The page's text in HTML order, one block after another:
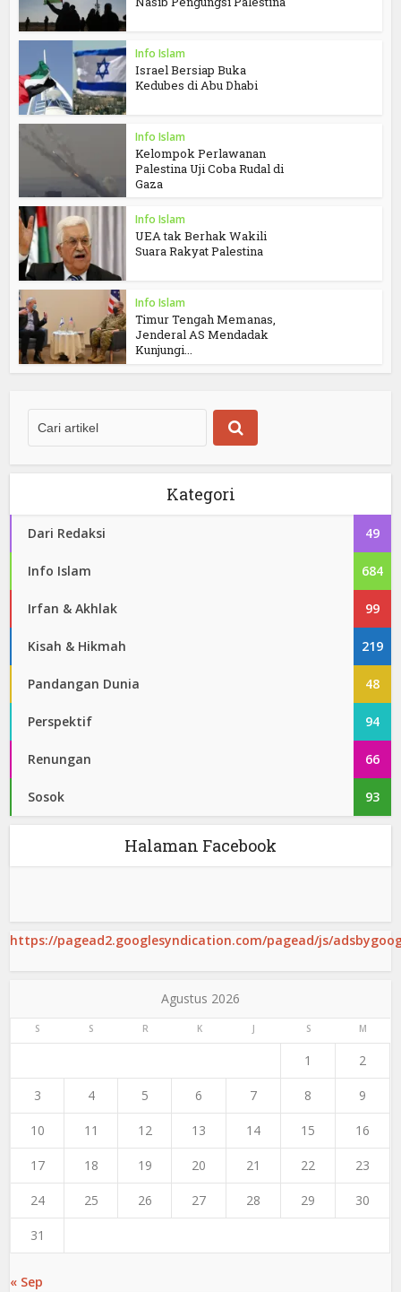
Info Islam
Israel Bersiap Buka
Kedubes di Abu Dhabi
Info Islam
Kelompok Perlawanan
Palestina Uji Coba Rudal di
Gaza
Info Islam
UEA tak Berhak Wakili
Suara Rakyat Palestina
Info Islam
Timur Tengah Memanas,
Jenderal AS Mendadak
Kunjungi...
Kategori
Dari Redaksi 49
Info Islam 684
Irfan & Akhlak 99
Kisah & Hikmah 219
Pandangan Dunia 48
Perspektif 94
Renungan 66
Sosok 93
Halaman Facebook
https://pagead2.googlesyndication.com/pagead/js/
Agustus 2026
S S R K J S M
1 2
3 4 5 6 7 8 9
10 11 12 13 14 15 16
17 18 19 20 21 22 23
24 25 26 27 28 29 30
31
« Sep